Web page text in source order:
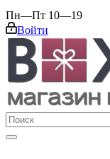
Пн—Пт 10—19
Войти